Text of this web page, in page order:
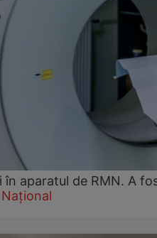
aparatul de RMN. A
Național